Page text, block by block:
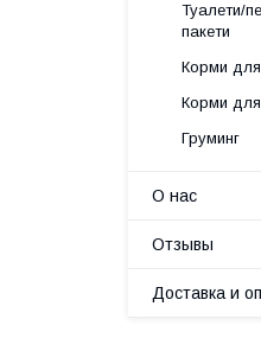
Туалети/
пакети
Корми
Корми для
Груминг
О нас
Отзывы
Доставка и